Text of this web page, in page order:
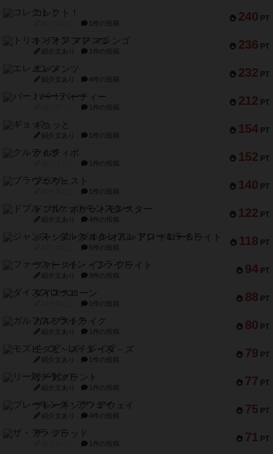
240 PT
コレクト！
1件の投稿
236 PT
トリオンフ ア マレンゴ
紹介文あり 1件の投稿
232 PT
エレメンツ
紹介文あり 4件の投稿
212 PT
バー！パーティー
1件の投稿
154 PT
ギョッと
紹介文あり 1件の投稿
152 PT
クルティボ
1件の投稿
140 PT
ブラヴェスト
1件の投稿
122 PT
ドブル：ポケットモンスター
紹介文あり 4件の投稿
118 PT
ジャンヌ・ダルク-オルレアン ドロー＆ライト
5件の投稿
94 PT
ファースト・イン・フライト
紹介文あり 3件の投稿
88 PT
ダイススローン
1件の投稿
80 PT
ガルフストライク
紹介文あり 1件の投稿
79 PT
モズビ－ズ・レイダ－ズ
紹介文あり 1件の投稿
77 PT
リー対グラント
紹介文あり 1件の投稿
75 PT
ブレーキング・アウェイ
紹介文あり 4件の投稿
71 PT
ザ・フラッド
1件の投稿